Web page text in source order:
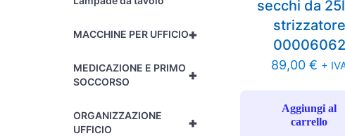
+
MACCHINE PER UFFICIO
+
MEDICAZIONE E PRIMO
SOCCORSO
+
ORGANIZZAZIONE
UFFICIO
secchi da
strizzatore
00006062
89,00€ +
Aggiungi al
carrello